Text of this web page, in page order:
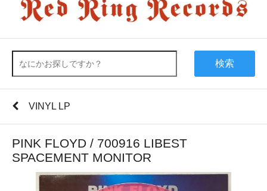
検索
VINYL LP
PINK FLOYD / 700916 LIBEST
SPACEMENT MONITOR